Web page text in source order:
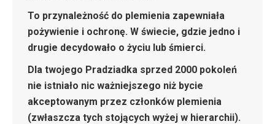
To przynależność do plemienia zapewniała
pożywienie i ochronę. W świecie, gdzie jedno i
drugie decydowało o życiu lub śmierci.
Dla twojego Pradziadka sprzed 2000 pokoleń
nie istniało nic ważniejszego niż bycie
akceptowanym przez członków plemienia
(zwłaszcza tych stojących wyżej w hierarchii).